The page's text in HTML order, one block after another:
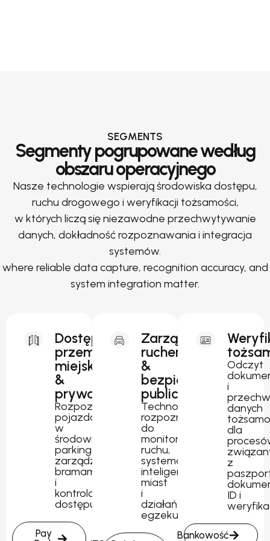
SEGMENTS
Segmenty pogrupowane według
obszaru operacyjnego
Nasze technologie wspierają środowiska dostępu,
ruchu drogowego i weryfikacji tożsamości,
w których liczą się niezawodne przechwytywanie
danych, dokładność rozpoznawania i integracja
systemów.
where reliable data capture, recognition accuracy, and
system integration matter.
Dostęp
przemysłowy,
miejski
&
prywatny
Rozpoznawanie
pojazdów
w
środowiskach
parkingowych,
zarządzania
bramami
i
kontrolowanego
dostępu.
Pay
Zarządzanie
ruchem
&
bezpieczeństwo
publiczne
Technologia
rozpoznawania
do
monitorowania
ruchu,
systemów
inteligentnych
miast
i
działań
egzekucyjnych.
Odczyt
i
danych
dla
z
ID i
Bankowość